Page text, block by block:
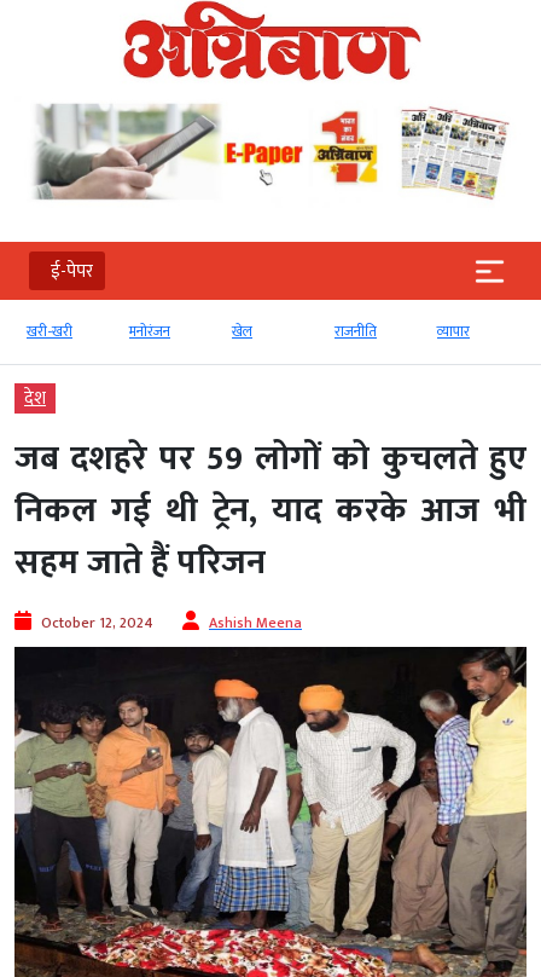
ई-पेपर
खरी-खरी मनोरंजन खेल राजनीति व्‍यापार
देश
जब दशहरे पर 59 लोगों को कुचलते हुए
निकल गई थी ट्रेन, याद करके आज भी
सहम जाते हैं परिजन
October 12, 2024 Ashish Meena